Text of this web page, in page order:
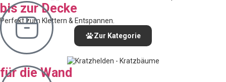
bis zur Decke
Perfekt zum Klettern & Entspannen.
Zur Kategorie
für die Wand